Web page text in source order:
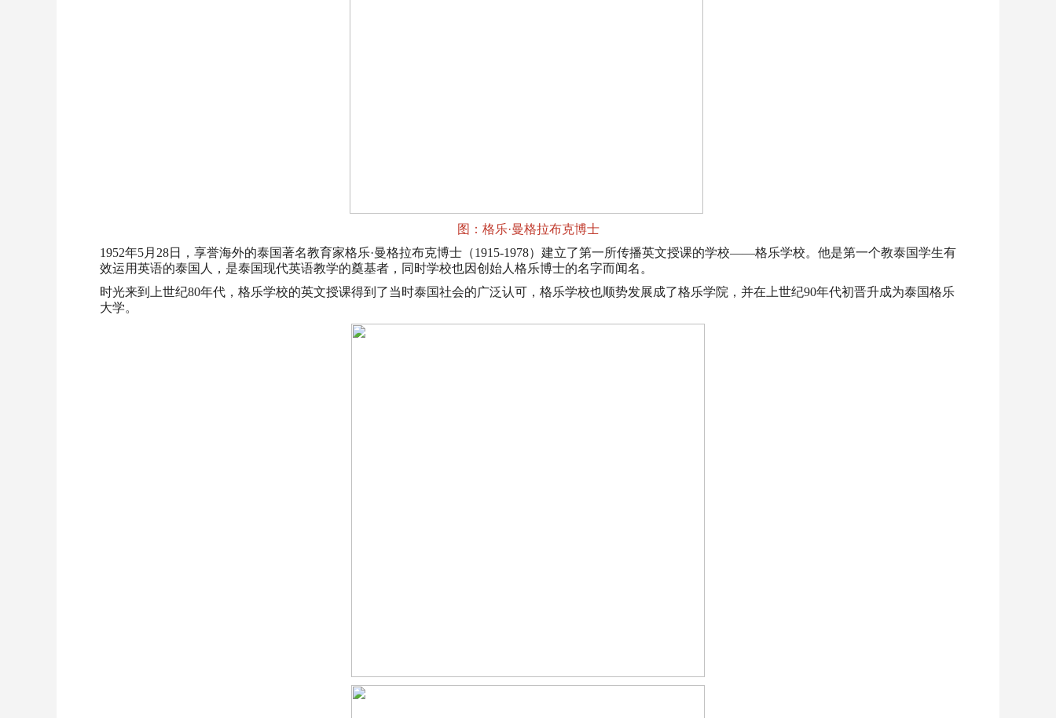
图：格乐·曼格拉布克博士
1952年5月28日，享誉海外的泰国著名教育家格乐·曼格拉布克博士（1915-1978）建立了第一所传播英文授课的学校——格乐学校。他是第一个教泰国学生有
效运用英语的泰国人，是泰国现代英语教学的奠基者，同时学校也因创始人格乐博士的名字而闻名。
时光来到上世纪80年代，格乐学校的英文授课得到了当时泰国社会的广泛认可，格乐学校也顺势发展成了格乐学院，并在上世纪90年代初晋升成为泰国格乐
大学。